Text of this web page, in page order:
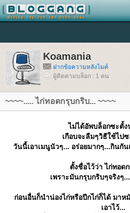
Koamania
ฝากข้อความหลังไมค์
ผู้ติดตามบล็อก : 1 คน
~~~~..... ไก่ทอดกรุบกริบ... ~~~~
ไม่ได้อัพบล็อกซะตั้ง
เกือบจะลืมๆวิธีใช้ไป
วันนี้เอาเมนูนัวๆ... อร่อยมากๆ...กินกั
ตั้งชื่อไว้ว่า ไก่ทอด
เพราะมันกรุบกริบๆจริงๆ
ก่อนอื่นก็นำน่องไก่หรือปีกไก่ก็ได้ มา
เอาไว้...